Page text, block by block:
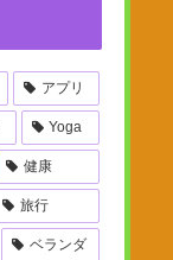
アプリ
Yoga
健康
旅行
ベランダ